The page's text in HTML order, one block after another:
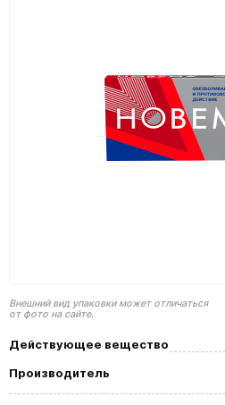
Внешний вид упаковки может отличаться
от фото на сайте.
Действующее вещество
Производитель